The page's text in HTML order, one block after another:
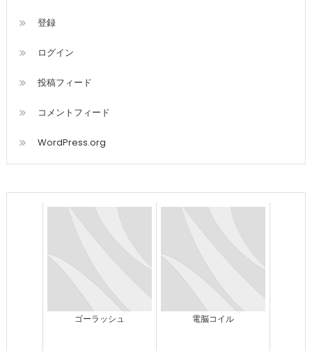
登録
ログイン
投稿フィード
コメントフィード
WordPress.org
ゴーラッシュ 電脳コイル